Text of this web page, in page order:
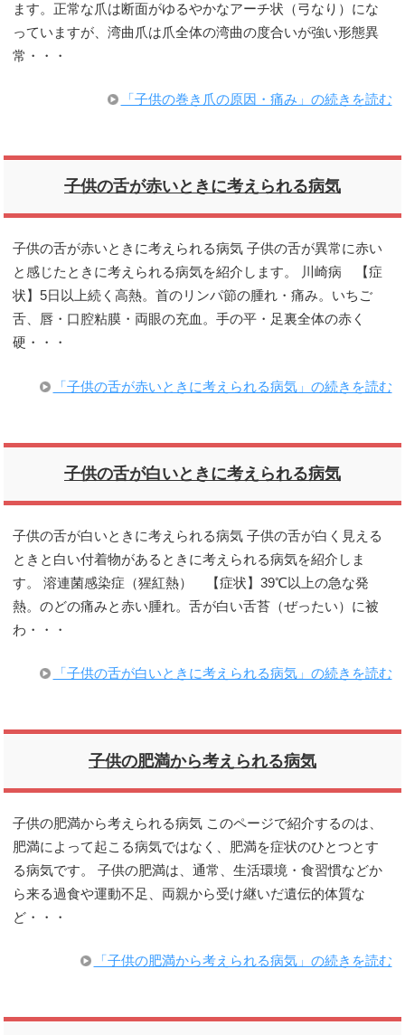
ます。正常な爪は断面がゆるやかなアーチ状（弓なり）にな
っていますが、湾曲爪は爪全体の湾曲の度合いが強い形態異
常・・・
「子供の巻き爪の原因・痛み」の続きを読む
子供の舌が赤いときに考えられる病気
子供の舌が赤いときに考えられる病気 子供の舌が異常に赤い
と感じたときに考えられる病気を紹介します。 川崎病 【症
状】5日以上続く高熱。首のリンパ節の腫れ・痛み。いちご
舌、唇・口腔粘膜・両眼の充血。手の平・足裏全体の赤く
硬・・・
「子供の舌が赤いときに考えられる病気」の続きを読む
子供の舌が白いときに考えられる病気
子供の舌が白いときに考えられる病気 子供の舌が白く見える
ときと白い付着物があるときに考えられる病気を紹介しま
す。 溶連菌感染症（猩紅熱） 【症状】39℃以上の急な発
熱。のどの痛みと赤い腫れ。舌が白い舌苔（ぜったい）に被
わ・・・
「子供の舌が白いときに考えられる病気」の続きを読む
子供の肥満から考えられる病気
子供の肥満から考えられる病気 このページで紹介するのは、
肥満によって起こる病気ではなく、肥満を症状のひとつとす
る病気です。 子供の肥満は、通常、生活環境・食習慣などか
ら来る過食や運動不足、両親から受け継いだ遺伝的体質な
ど・・・
「子供の肥満から考えられる病気」の続きを読む